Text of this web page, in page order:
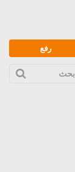
رفع
بحث